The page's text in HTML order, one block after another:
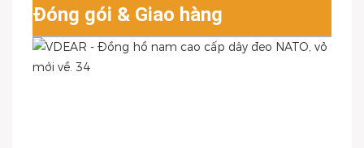
Đóng gói & Giao hàng